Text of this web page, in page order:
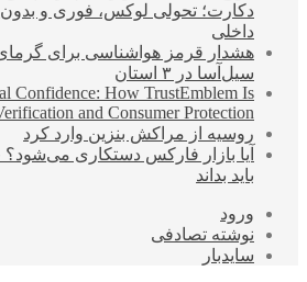
دکارت؛ تحولی لوکس، فوری و
داخلی
سیل‌آسا در ۳ استان
Confidence: How TrustEmblem Is
and Consumer Protection
روسیه از مراکش بنزین وارد کرد
آیا بازار فارکس دستکاری
باید بداند
ورود
نوشته تصادفی
سایدبار